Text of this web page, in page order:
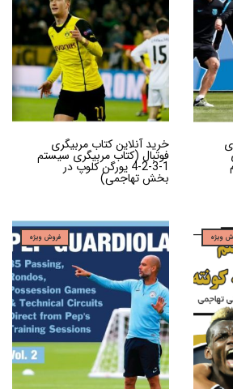
خرید آنلاین کتاب مربیگری
فوتبال (کتاب مربیگری سیستم
1-3-2-4 یورگن کلوپ در
بخش تهاجمی)
ویژه فروش ویژه